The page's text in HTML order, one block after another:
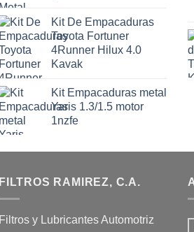
Kit De Empacaduras
Toyota Fortuner
4Runner Hilux 4.0
Kavak
Kit Empacaduras metal
Yaris 1.3/1.5 motor
1nzfe
FILTROS RAMIREZ, C.A.
Filtros y Lubricantes Automotriz